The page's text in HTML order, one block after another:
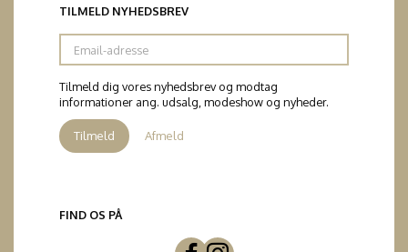
TILMELD NYHEDSBREV
Email-
adresse
Tilmeld dig vores nyhedsbrev og modtag
informationer ang. udsalg, modeshow og nyheder.
Tilmeld Afmeld
FIND OS PÅ